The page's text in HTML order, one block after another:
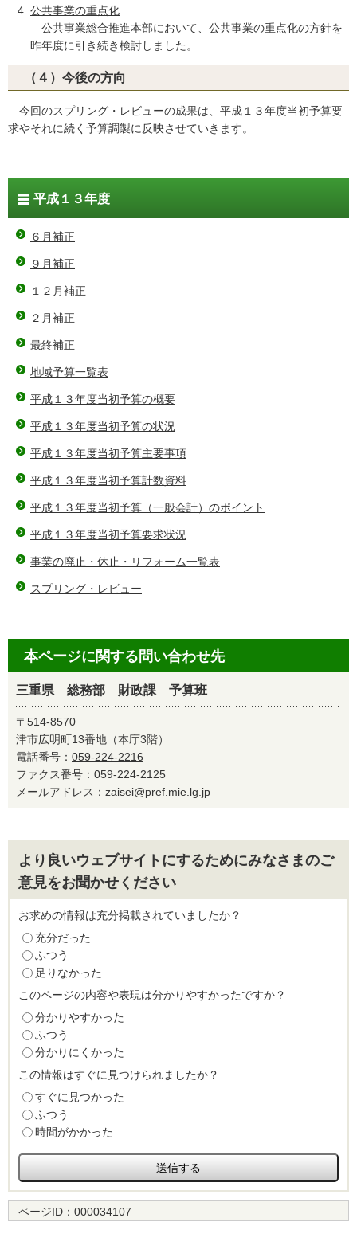
公共事業の重点化
公共事業総合推進本部において、公共事業の重点化の方針を
昨年度に引き続き検討しました。
（４）今後の方向
今回のスプリング・レビューの成果は、平成１３年度当初予算要
求やそれに続く予算調製に反映させていきます。
平成１３年度
６月補正
９月補正
１２月補正
２月補正
最終補正
地域予算一覧表
平成１３年度当初予算の概要
平成１３年度当初予算の状況
平成１３年度当初予算主要事項
平成１３年度当初予算計数資料
平成１３年度当初予算（一般会計）のポイント
平成１３年度当初予算要求状況
事業の廃止・休止・リフォーム一覧表
スプリング・レビュー
本ページに関する問い合わせ先
三重県 総務部 財政課 予算班
〒514-8570
津市広明町13番地（本庁3階）
電話番号： 059-224-2216
ファクス番号：059-224-2125
メールアドレス： zaisei@pref.mie.lg.jp
より良いウェブサイトにするためにみなさまのご
意見をお聞かせください
お求めの情報は充分掲載されていましたか？
充分だった
ふつう
足りなかった
このページの内容や表現は分かりやすかったですか？
分かりやすかった
ふつう
分かりにくかった
この情報はすぐに見つけられましたか？
すぐに見つかった
ふつう
時間がかかった
ページID： 000034107